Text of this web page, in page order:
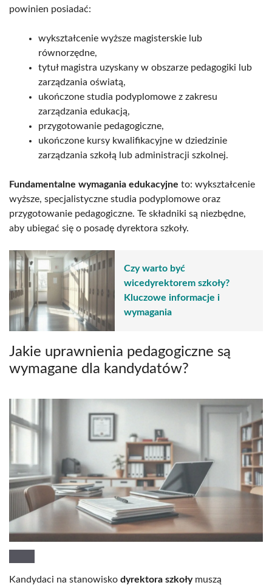
powinien posiadać:
wykształcenie wyższe magisterskie lub
równorzędne,
tytuł magistra uzyskany w obszarze pedagogiki lub
zarządzania oświatą,
ukończone studia podyplomowe z zakresu
zarządzania edukacją,
przygotowanie pedagogiczne,
ukończone kursy kwalifikacyjne w dziedzinie
zarządzania szkołą lub administracji szkolnej.
Fundamentalne wymagania edukacyjne to: wykształcenie
wyższe, specjalistyczne studia podyplomowe oraz
przygotowanie pedagogiczne. Te składniki są niezbędne,
aby ubiegać się o posadę dyrektora szkoły.
Czy warto być
wicedyrektorem szkoły?
Kluczowe informacje i
wymagania
Jakie uprawnienia pedagogiczne są
wymagane dla kandydatów?
Kandydaci na stanowisko dyrektora szkołymuszą